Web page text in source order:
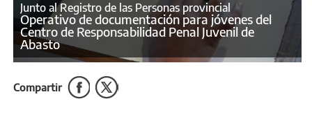
Junto al Registro de las Personas provincial
Operativo de documentación para jóvenes del
Centro de Responsabilidad Penal Juvenil de
Abasto
Compartir